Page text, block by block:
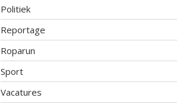
Politiek
Reportage
Roparun
Sport
Vacatures